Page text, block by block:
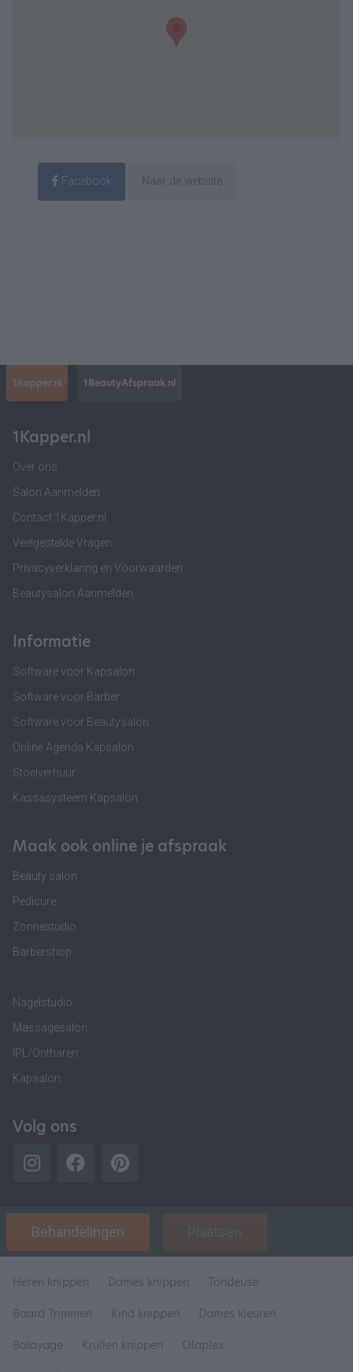
Facebook Naar de website
1Kapper.nl 1BeautyAfspraak.nl
1Kapper.nl
Over ons
Salon Aanmelden
Contact 1Kapper.nl
Veelgestelde Vragen
Privacyverklaring en Voorwaarden
Beautysalon Aanmelden
Informatie
Software voor Kapsalon
Software voor Barber
Software voor Beautysalon
Online Agenda Kapsalon
Stoelverhuur
Kassasysteem Kapsalon
Maak ook online je afspraak
Beauty salon
Pedicure
Zonnestudio
Barbershop
Nagelstudio
Massagesalon
IPL/Ontharen
Kapsalon
Volg ons
Behandelingen Plaatsen
Heren knippen Dames knippen
Tondeuse
Baard Trimmen
Kind knippen
Dames kleuren
Balayage
Krullen knippen
Olaplex